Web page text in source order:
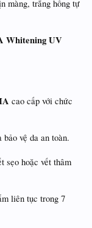
màng, trắng hồng tự
Whitening UV
cao cấp với chức
vệ da an toàn.
sẹo hoặc vết thâm
liên tục trong 7